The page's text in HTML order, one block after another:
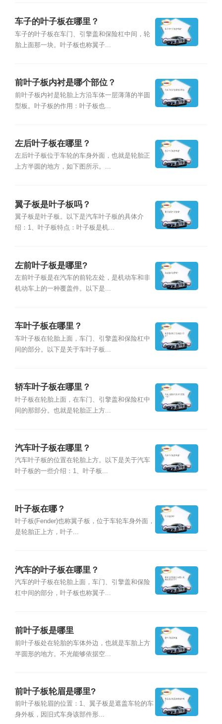
车子的叶子板在哪里？
车子的叶子板在车门、引擎盖和保险杠中间，轮
胎上面那一块。叶子板也称翼子...
前叶子板内衬是哪个部位？
前叶子板内衬是轮胎上方沿车体一层薄薄的半圆
型板。叶子板的作用：叶子板也...
左后叶子板在哪里？
左后叶子板位于车轮的车身外面，也就是轮胎正
上方半圆的地方，如下图所示。...
翼子板是叶子板吗？
翼子板是叶子板。以下是汽车叶子板的具体介
绍：1、叶子板特点：叶子板是机...
左前叶子板是哪里?
左前叶子板是在汽车的前轮左处，是机动车和非
机动车上的一种覆盖件。以下是...
车叶子板在哪里？
车叶子板在轮胎上面，车门、引擎盖和保险杠中
间的部分。以下是关于车叶子板...
轿车叶子板在哪里？
叶子板在轮胎上面，在车门、引擎盖和保险杠中
间的那部分。也就是轮胎正上方...
汽车叶子板在哪里？
汽车叶子板的位置在轮胎上方。以下是关于汽车
叶子板的一些介绍：1、叶子板...
叶子板在哪？
叶子板(Fender)也称翼子板，位于车轮车身外面，
是轮胎正上方，叶子...
汽车的叶子板在哪里？
汽车的叶子板在轮胎上面，车门、引擎盖和保险
杠中间的部分，叶子板也称翼子...
前叶子板是哪里
前叶子板处在轮胎的车体外边，也就是车胎上方
半圆形的地方。不光能够依据空...
前叶子板轮眉是哪里?
前叶子板轮眉的位置：1、翼子板是遮盖车轮的车
身外板，因旧式车身该部件形...